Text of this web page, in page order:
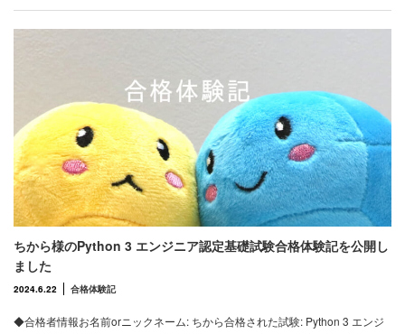
ちから様のPython 3 エンジニア認定基礎試験合格体験記を公開し
ました
2024.6.22 合格体験記
◆合格者情報お名前orニックネーム: ちから合格された試験: Python 3 エンジ